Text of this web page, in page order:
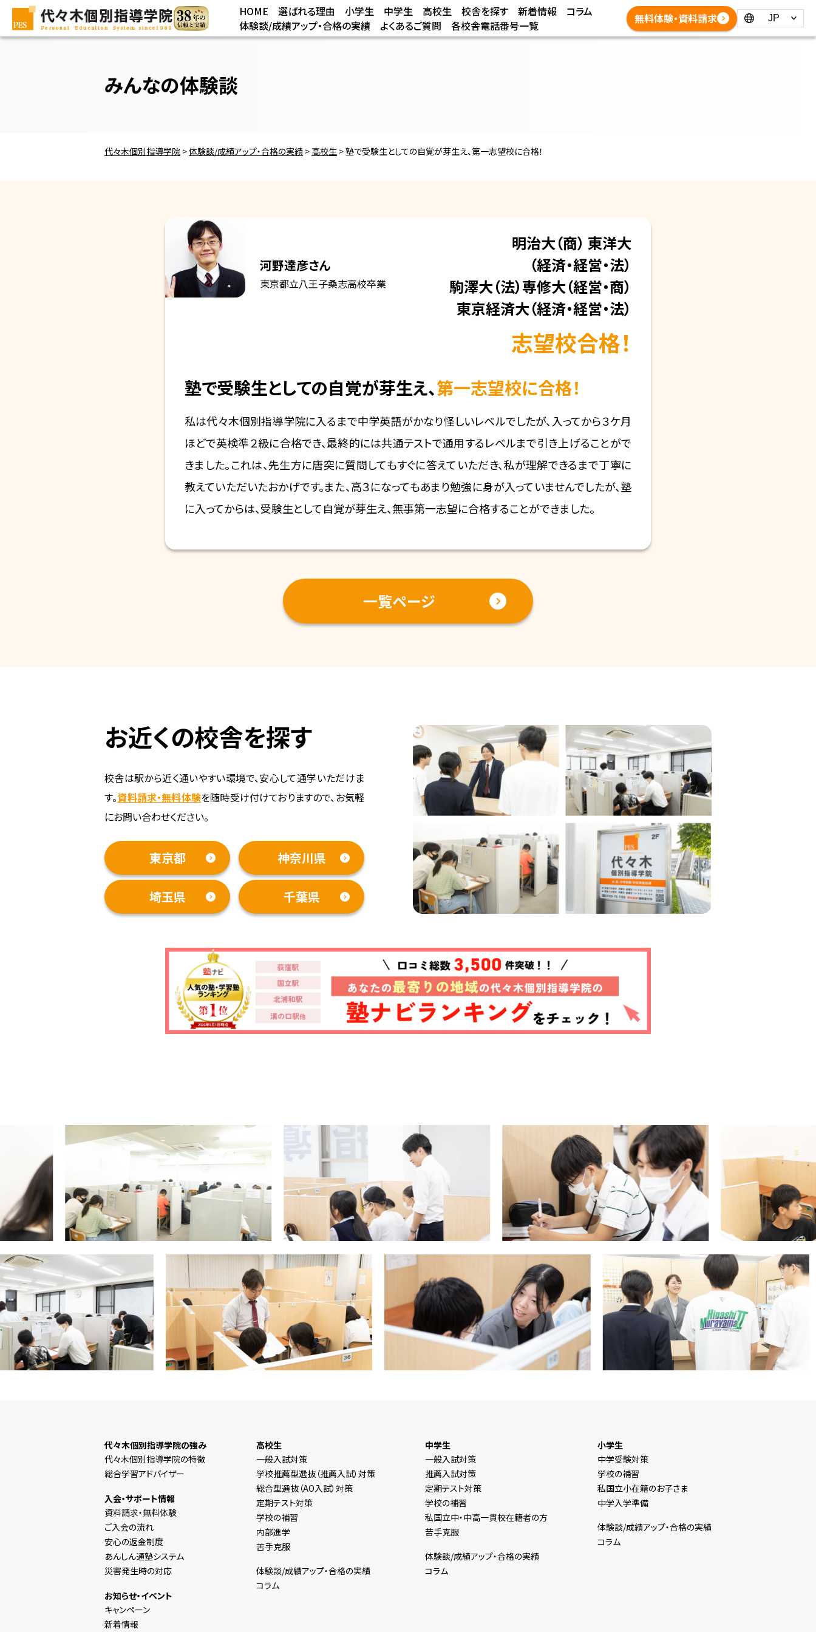
HOME 選ばれる理由 小学生 中学生 高校生 校舎を探す 新着情報
コラム
体験談/成績アップ・合格の実績
よくあるご質問 各校舎電話番号一覧 無料体験・資料請求 Language：
みんなの体験談
代々木個別指導学院 >体験談/成績アップ・合格の実績 > 高校生 >塾で受験生としての自覚が芽生え、第一志望校に合格！
河野達彦さん
東京都立八王子桑志高校卒業
明治大（商） 東洋大
（経済・経営・法）
駒澤大（法）専修大（経営・商）
東京経済大（経済・経営・法）
志望校合格！
塾で受験生としての自覚が芽生え、第一志望校に合格！
私は代々木個別指導学院に入るまで中学英語がかなり怪しいレベルでしたが、入ってから３ケ月
ほどで英検準２級に合格でき、最終的には共通テストで通用するレベルまで引き上げることがで
きました。これは、先生方に唐突に質問してもすぐに答えていただき、私が理解できるまで丁寧に
教えていただいたおかげです。また、高３になってもあまり勉強に身が入っていませんでしたが、塾
に入ってからは、受験生として自覚が芽生え、無事第一志望に合格することができました。
一覧ページ
お近くの校舎を探す
校舎は駅から近く通いやすい環境で、安心して通学いただけま
す。資料請求・無料体験を随時受け付けておりますので、お気軽
にお問い合わせください。
東京都 神奈川県
埼玉県 千葉県
代々木個別指導学院の強み
代々木個別指導学院の特徴
総合学習アドバイザー
入会・サポート情報
資料請求・無料体験
ご入会の流れ
安心の返金制度
あんしん通塾システム
災害発生時の対応
お知らせ・イベント
キャンペーン
新着情報
高校生
一般入試対策
学校推薦型選抜（推薦入試）対策
総合型選抜（AO入試）対策
定期テスト対策
学校の補習
内部進学
苦手克服
体験談/成績アップ・合格の実績
コラム
中学生
一般入試対策
推薦入試対策
定期テスト対策
学校の補習
私国立中・中高一貫校在籍者の方
苦手克服
体験談/成績アップ・合格の実績
コラム
小学生
中学受験対策
学校の補習
私国立小在籍のお子さま
中学入学準備
体験談/成績アップ・合格の実績
コラム